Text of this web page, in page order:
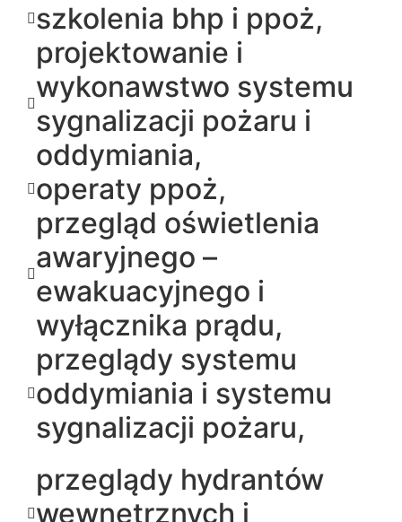
szkolenia bhp i ppoż,
projektowanie i
wykonawstwo systemu
sygnalizacji pożaru i
oddymiania,
operaty ppoż,
przegląd oświetlenia
awaryjnego –
ewakuacyjnego i
wyłącznika prądu,
przeglądy systemu
oddymiania i systemu
sygnalizacji pożaru,
przeglądy hydrantów
wewnętrznych i